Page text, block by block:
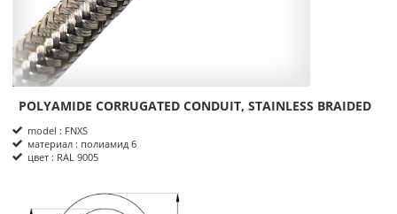
Product Informations
POLYAMIDE CORRUGATED CONDUIT, STAINLESS BRAIDED
model : FNXS
материал : полиамид 6
цвет : RAL 9005